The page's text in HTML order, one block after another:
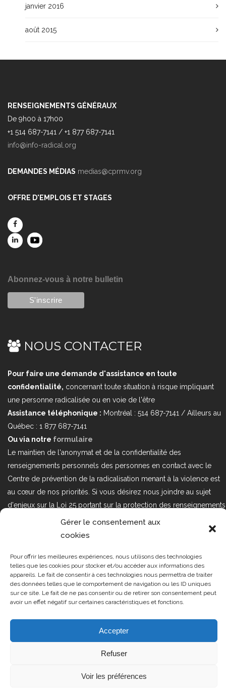
Gérer le consentement aux
cookies
Pour offrir les meilleures expériences, nous utilisons des technologies
telles que les cookies pour stocker et/ou accéder aux informations des
appareils. Le fait de consentir à ces technologies nous permettra de traiter
des données telles que le comportement de navigation ou les ID uniques
sur ce site. Le fait de ne pas consentir ou de retirer son consentement peut
avoir un effet négatif sur certaines caractéristiques et fonctions.
Accepter
Refuser
Voir les préférences
janvier 2016
août 2015
RENSEIGNEMENTS GÉNÉRAUX
De 9h00 à 17h00
+1 514 687-7141 / +1 877 687-7141
info@info-radical.org
DEMANDES MÉDIAS medias@cprmv.org
OFFRE D'EMPLOIS ET STAGES
Abonnez-vous à notre bulletin
NOUS CONTACTER
Pour faire une demande d'assistance en toute
confidentialité, concernant toute situation à risque impliquant
une personne radicalisée ou en voie de l'être
Assistance téléphonique : Montréal : 514 687-7141 / Ailleurs au
Québec : 1 877 687-7141
Ou via notre formulaire
Le maintien de l'anonymat et de la confidentialité des
renseignements personnels des personnes en contact avec le
Centre de prévention de la radicalisation menant à la violence est
au cœur de nos priorités. Si vous désirez nous joindre au sujet
d'enjeux sur la Loi 25 portant sur la protection des renseignements
personnels dans le secteur privé, veuillez communiquer avec
nous à l'adresse courriel suivant : loi25@cprmv.org Pour en savoir
Tous droits réservés @2019 CPRMV
| Centre de prévention de la
radicalisation menant à la violence
(CPRMV)